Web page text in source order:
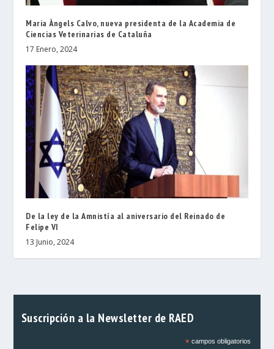
Maria Àngels Calvo, nueva presidenta de la Academia de
Ciencias Veterinarias de Cataluña
17 Enero, 2024
De la ley de la Amnistía al aniversario del Reinado de
Felipe VI
13 Junio, 2024
Suscripción a la Newsletter de RAED
*campos obligatorios